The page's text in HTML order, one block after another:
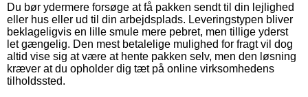
Du bør ydermere forsøge at få pakken sendt til din lejlighed
eller hus eller ud til din arbejdsplads. Leveringstypen bliver
beklageligvis en lille smule mere pebret, men tillige yderst
let gængelig. Den mest betalelige mulighed for fragt vil dog
altid vise sig at være at hente pakken selv, men den løsning
kræver at du opholder dig tæt på online virksomhedens
tilholdssted.